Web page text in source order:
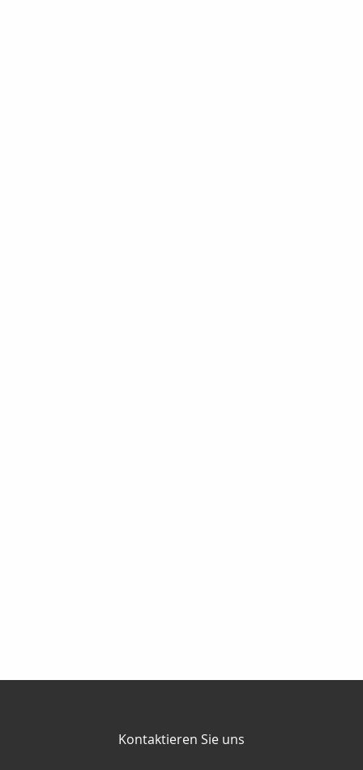
Kontaktieren Sie uns